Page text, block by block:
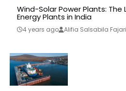
Wind-Solar Power Plants:
Energy Plants in India
4 years ago Alifia Salsabila Fajari